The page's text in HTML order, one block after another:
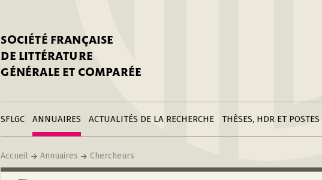
SOCIÉTÉ FRANÇAISE
DE LITTÉRATURE
GÉNÉRALE ET COMPARÉE
SFLGC
Adhérer à la SFLGC
Publier sur ce site
LiensANNUAIRES
Créer une fiche
annuaire
Modifier sa fiche
annuaire
Créer une fiche
institutionACTUALITÉS DE LA RECHERCHE
Divers
Soumettre une
annonce
THÈSES, HDR ET POSTES
Postes
Accueil Annuaires Chercheurs